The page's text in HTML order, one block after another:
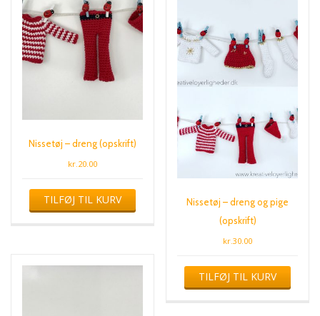
Nissetøj – dreng (opskrift)
kr.20.00
TILFØJ TIL KURV
Nissetøj – dreng og pige
(opskrift)
kr.30.00
TILFØJ TIL KURV